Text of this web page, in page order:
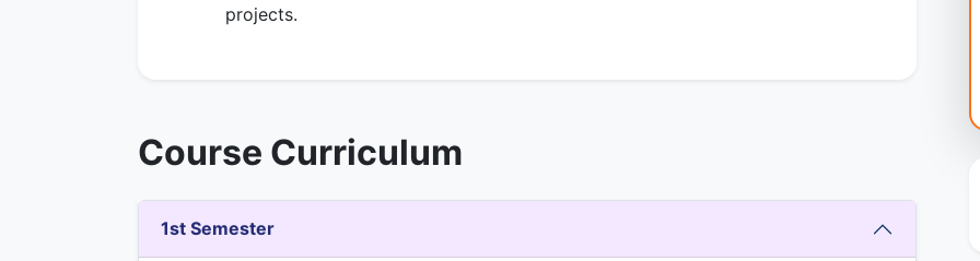
projects.
Course Curriculum
1st Semester